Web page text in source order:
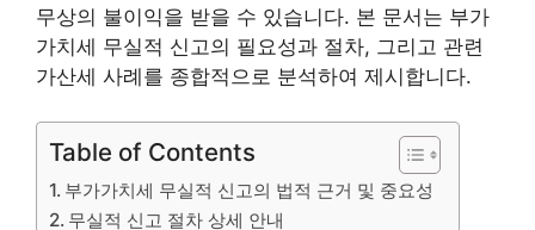
무상의 불이익을 받을 수 있습니다. 본 문서는 부가
가치세 무실적 신고의 필요성과 절차, 그리고 관련
가산세 사례를 종합적으로 분석하여 제시합니다.
Table of Contents
부가가치세 무실적 신고의 법적 근거 및 중요성
무실적 신고 절차 상세 안내